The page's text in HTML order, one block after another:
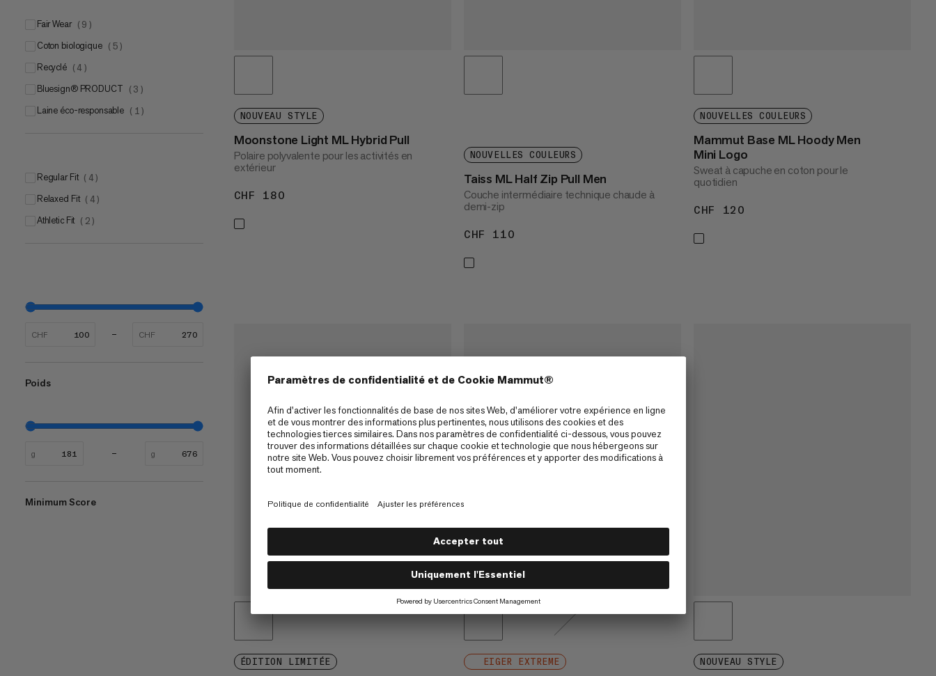
Fair Wear ( 9 )
Coton biologique ( 5 )
Recyclé ( 4 )
bluesign® PRODUCT ( 3 )
Laine éco-responsable ( 1 )
Regular Fit ( 4 )
Relaxed Fit ( 4 )
Athletic Fit ( 2 )
CHF CHF
Poids
g g
Minimum Score
NOUVEAU STYLE
Moonstone Light ML Hybrid Pull
Polaire polyvalente pour les activités en
extérieur
CHF 180
NOUVELLES COULEURS
Taiss ML Half Zip Pull Men
Couche intermédiaire technique chaude à
demi-zip
CHF 110
NOUVELLES COULEURS
Mammut Base ML Hoody Men
Mini Logo
Sweat à capuche en coton pour le
quotidien
CHF 120
ÉDITION LIMITÉE EIGER EXTREME NOUVEAU STYLE